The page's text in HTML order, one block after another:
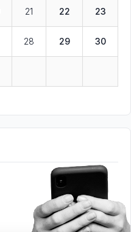
21 22 23
28 29 30